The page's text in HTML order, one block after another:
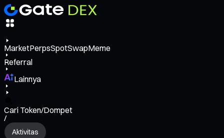
MarketPerpsSpotSwapMeme
Referral
Lainnya
Cari Token/Dompet
/
Aktivitas